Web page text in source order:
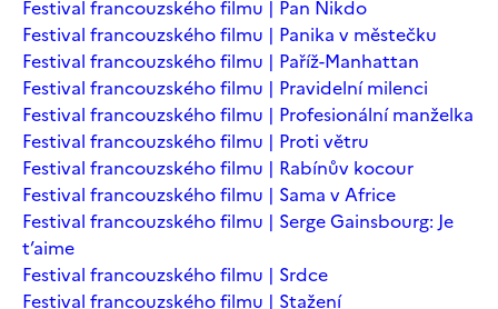
Festival francouzského filmu | Pan Nikdo
Festival francouzského filmu | Panika v městečku
Festival francouzského filmu | Paříž-Manhattan
Festival francouzského filmu | Pravidelní milenci
Festival francouzského filmu | Profesionální manželka
Festival francouzského filmu | Proti větru
Festival francouzského filmu | Rabínův kocour
Festival francouzského filmu | Sama v Africe
Festival francouzského filmu | Serge Gainsbourg: Je
t’aime
Festival francouzského filmu | Srdce
Festival francouzského filmu | Stažení